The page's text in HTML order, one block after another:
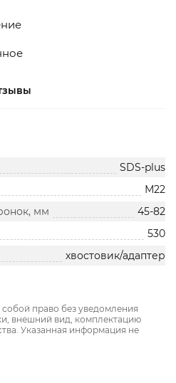
SDS-plus
М22
мм
45-82
530
хвостовик/адаптер
право без уведомления
внешний вид, комплектацию
Указанная информация не